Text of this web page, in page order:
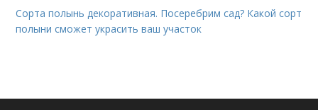
Сорта полынь декоративная. Посеребрим сад? Какой сорт
полыни сможет украсить ваш участок